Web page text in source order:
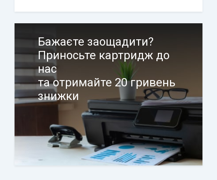
Бажаєте заощадити?
Приносьте картридж до
нас
та отримайте 20 гривень
знижки